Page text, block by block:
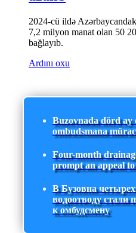
2024-cü ildə
7,2 milyon manat olan 50
bağlayıb.
Ardını oxu
Buzovnada dörd ay
ombudsmana
Four-month
prompt an appeal
В Бузовна
водоотводу стали
к омбудсмену